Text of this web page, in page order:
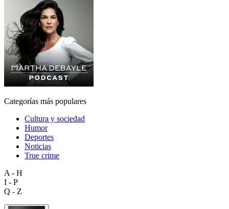
Categorías más populares
Cultura y sociedad
Humor
Deportes
Noticias
True crime
A - H
I - P
Q - Z